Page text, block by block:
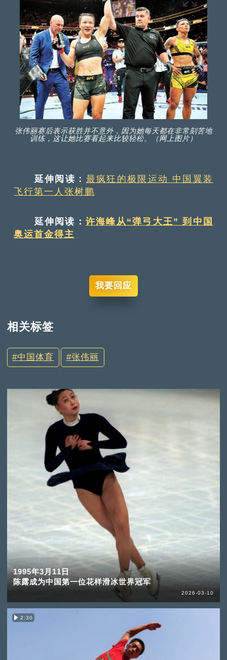
张伟丽赛后表示获胜并不意外，因为她每天都在非常刻苦地
训练，这让她比赛看起来比较轻松。（网上图片）
延伸阅读： 最疯狂的极限运动 中国翼装
飞行第一人张树鹏
延伸阅读： 许海峰从“弹弓大王” 到中国
奥运首金得主
我要回应
相关标签
中国体育 张伟丽
1995年3月11日
陈露成为中国第一位花样滑冰世界冠军
2026-03-10
2:30